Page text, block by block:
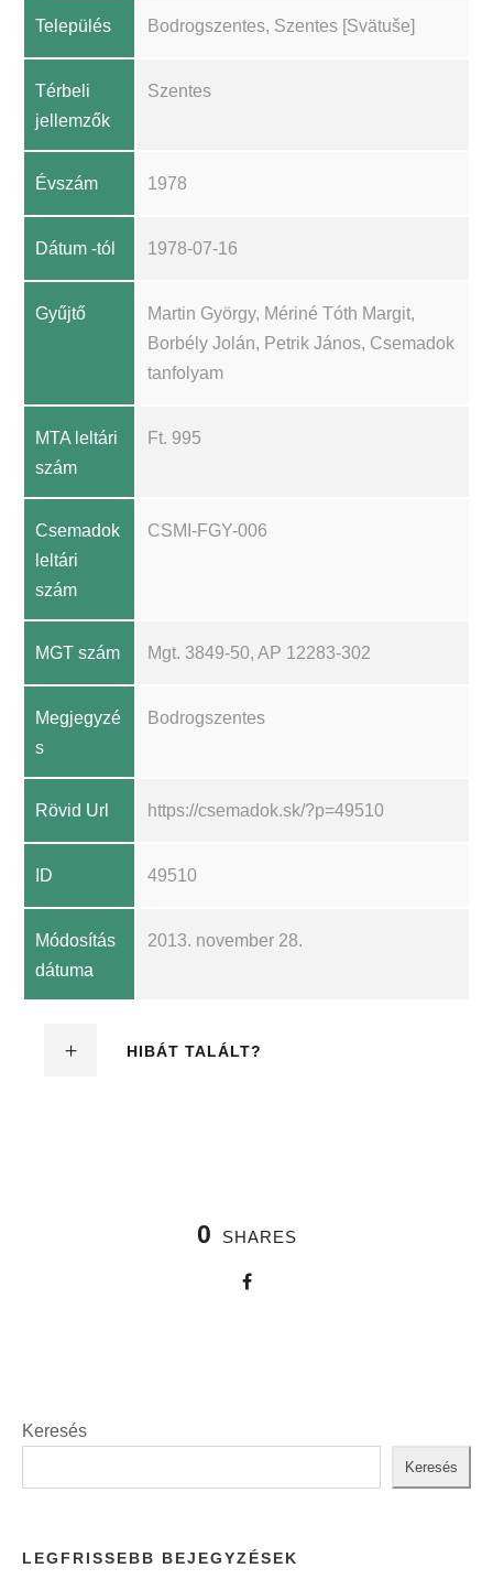
Település Bodrogszentes, Szentes [Svätuše]
Térbeli
jellemzők
Szentes
Évszám 1978
Dátum -tól 1978-07-16
Gyűjtő
Martin György, Mériné Tóth Margit,
Borbély Jolán, Petrik János, Csemadok
tanfolyam
MTA leltári
szám
Ft. 995
Csemadok
leltári
szám
CSMI-FGY-006
MGT szám Mgt. 3849-50, AP 12283-302
Megjegyzé
s
Bodrogszentes
Rövid Url https://csemadok.sk/?p=49510
ID 49510
Módosítás
dátuma
2013. november 28.
HIBÁT TALÁLT?
0 SHARES
Keresés
Keresés
LEGFRISSEBB BEJEGYZÉSEK